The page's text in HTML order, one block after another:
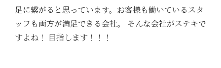
足に繋がると思っています。お客様も働いているスタ
ッフも両方が満足できる会社。 そんな会社がステキで
すよね！ 目指します！！！